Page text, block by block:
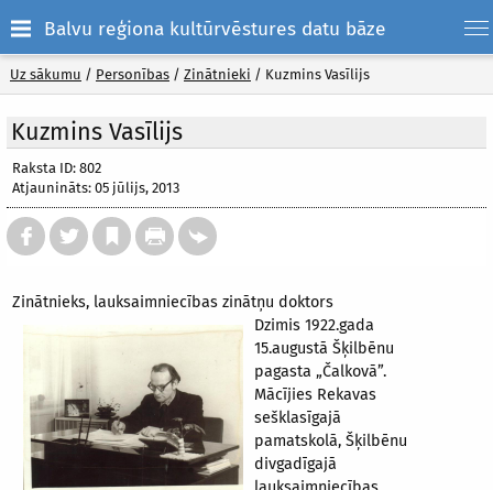
Balvu reģiona kultūrvēstures datu bāze
Uz sākumu / Personības / Zinātnieki / Kuzmins Vasīlijs
Kuzmins Vasīlijs
Raksta ID: 802
Atjaunināts: 05 jūlijs, 2013
Zinātnieks, lauksaimniecības zinātņu doktors
Dzimis 1922.gada
15.augustā Šķilbēnu
pagasta „Čalkovā”.
Mācījies Rekavas
sešklasīgajā
pamatskolā, Šķilbēnu
divgadīgajā